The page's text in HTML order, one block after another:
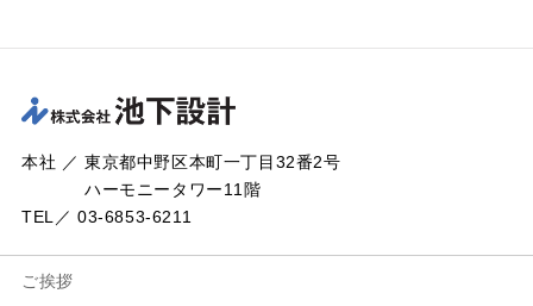
本社 ／ 東京都中野区本町一丁目32番2号
ハーモニータワー11階
TEL／ 03-6853-6211
ご挨拶